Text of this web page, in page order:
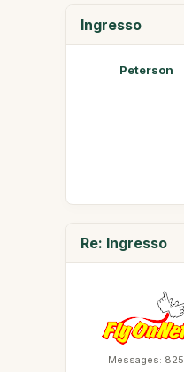
Ingresso
Peterson
Re: Ingresso
Messages: 825